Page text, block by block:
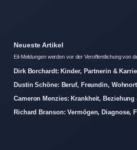
Neueste Artikel
Eil-Meldungen werden vor der Veroffentlichung von
Dirk Borchardt: Kinder, Partnerin &
Dustin Schöne: Beruf, Freundin,
Cameron Menzies: Krankheit,
Richard Branson: Vermögen, Diagnose,